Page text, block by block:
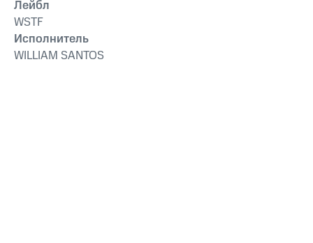
Лейбл
WSTF
Исполнитель
WILLIAM SANTOS